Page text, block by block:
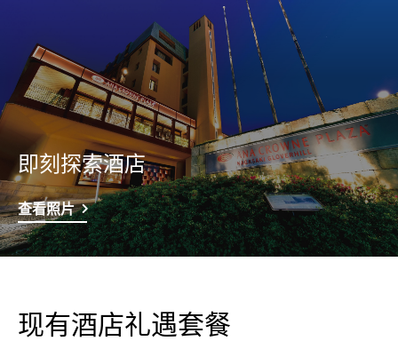
即刻探索酒店
查看照片
现有酒店礼遇套餐